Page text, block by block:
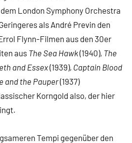
London Symphony Orchestra
als André Previn den
Flynn-Filmen aus den 30er
aus The Sea Hawk(1940), The
and Essex(1939), Captain Blood
and the Pauper(1937)
Korngold also, der hier
Tempi gegenüber den